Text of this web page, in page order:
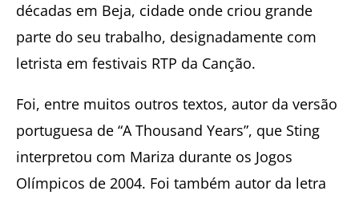
décadas em Beja, cidade onde criou grande
parte do seu trabalho, designadamente com
letrista em festivais RTP da Canção.
Foi, entre muitos outros textos, autor da versão
portuguesa de “A Thousand Years”, que Sting
interpretou com Mariza durante os Jogos
Olímpicos de 2004. Foi também autor da letra